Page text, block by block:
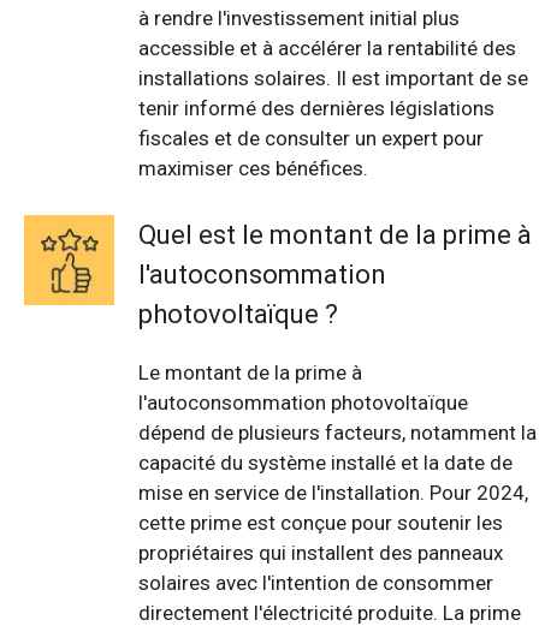
à rendre l'investissement initial plus
accessible et à accélérer la rentabilité des
installations solaires. Il est important de se
tenir informé des dernières législations
fiscales et de consulter un expert pour
maximiser ces bénéfices.
Quel est le montant de la prime à
l'autoconsommation
photovoltaïque ?
Le montant de la prime à
l'autoconsommation photovoltaïque
dépend de plusieurs facteurs, notamment la
capacité du système installé et la date de
mise en service de l'installation. Pour 2024,
cette prime est conçue pour soutenir les
propriétaires qui installent des panneaux
solaires avec l'intention de consommer
directement l'électricité produite. La prime